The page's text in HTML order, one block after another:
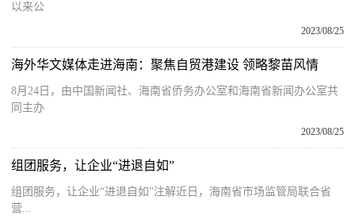
以来公
2023/08/25
海外华文媒体走进海南：聚焦自贸港建设 领略黎苗风情
8月24日，由中国新闻社、海南省侨务办公室和海南省新闻办公室共
同主办
2023/08/25
组团服务，让企业“进退自如”
组团服务，让企业“进退自如”注解近日，海南省市场监管局联合省
营...